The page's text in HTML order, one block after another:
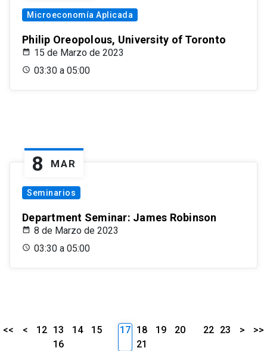
Microeconomía Aplicada
Philip Oreopolous, University of Toronto
15 de Marzo de 2023
03:30 a 05:00
8 MAR
Seminarios
Department Seminar: James Robinson
8 de Marzo de 2023
03:30 a 05:00
<< < 12 13 14
15
16
17 18 19
20
21
22 23 > >>